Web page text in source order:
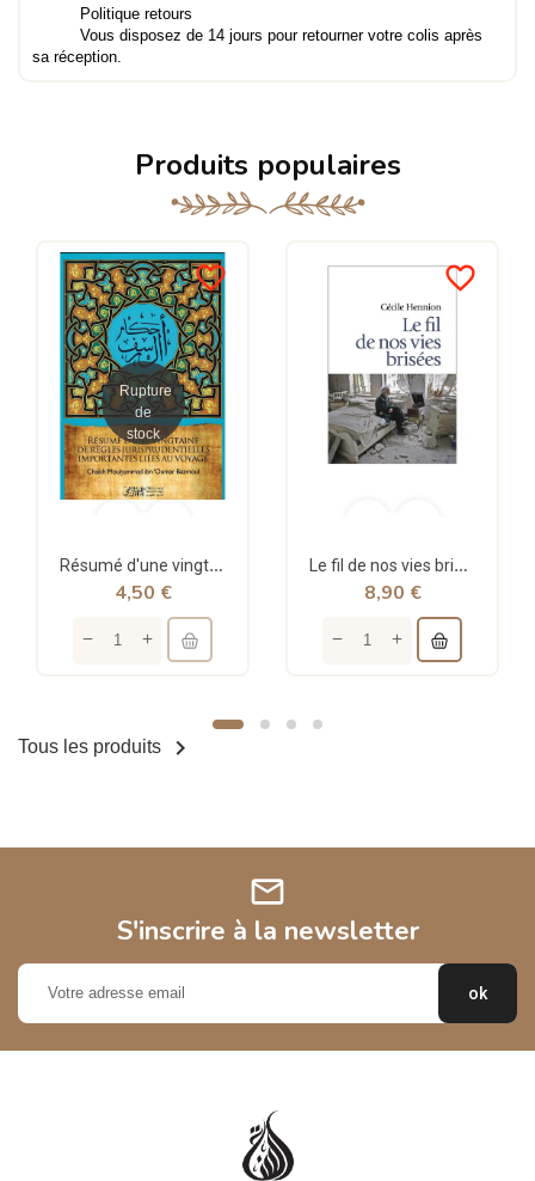
Politique retours
Vous disposez de 14 jours pour retourner votre colis après
sa réception.
Produits populaires
favorite_border
Rupture
de
stock
Résumé d'une vingtaine de règles jurisprudentielles liées au voyage - Bazmoul - Héritage...
4,50 €
favorite_border
Le fil de nos vies brisées - poche - Cécile Hennion - Points
8,90 €
Tous les produits 
mail
S'inscrire à la newsletter